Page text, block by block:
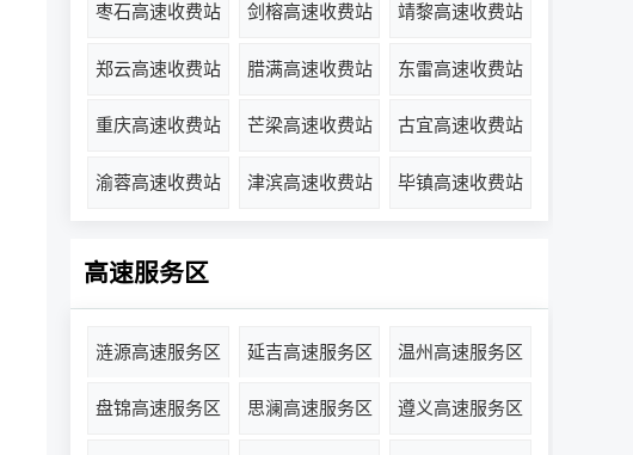
枣石高速收费站 剑榕高速收费站 靖黎高速收费站
郑云高速收费站 腊满高速收费站 东雷高速收费站
重庆高速收费站 芒梁高速收费站 古宜高速收费站
渝蓉高速收费站 津滨高速收费站 毕镇高速收费站
高速服务区
涟源高速服务区 延吉高速服务区 温州高速服务区
盘锦高速服务区 思澜高速服务区 遵义高速服务区